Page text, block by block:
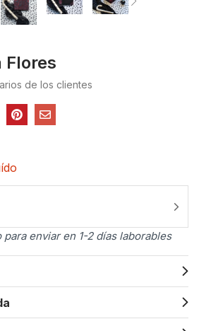
Flores
de los clientes
enviar en 1-2 días laborables